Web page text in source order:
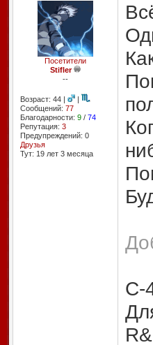
Посетители
Stifler
--
Возраст: 44 |
|
Сообщений: 77
Благодарности: 9/ 74
Репутация: 3
Предупреждений: 0
Друзья
Тут: 19 лет 3 месяцa
C-